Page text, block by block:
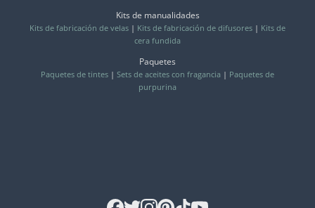
Kits de manualidades
Kits de fabricación de velas | Kits de fabricación de difusores | Kits de
cera fundida
Paquetes
Paquetes de tintes | Sets de aceites con fragancia | Paquetes de
purpurina